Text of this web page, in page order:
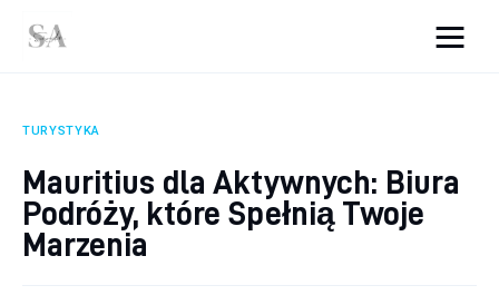
Uroda
Zdrowie
TURYSTYKA
Mauritius dla Aktywnych: Biura
Podróży, które Spełnią Twoje
Marzenia